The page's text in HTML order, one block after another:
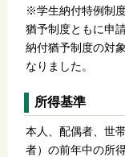
※学生納付特例制
猶予制度ともに申
納付猶予制度の対
なりました。
所得基準
本人、配偶者、世
者）の前年中の所